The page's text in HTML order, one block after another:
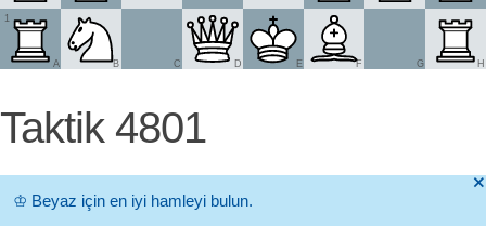
1
A B C D E F G H
Taktik 4801
🞫
♔ Beyaz için en iyi hamleyi bulun.